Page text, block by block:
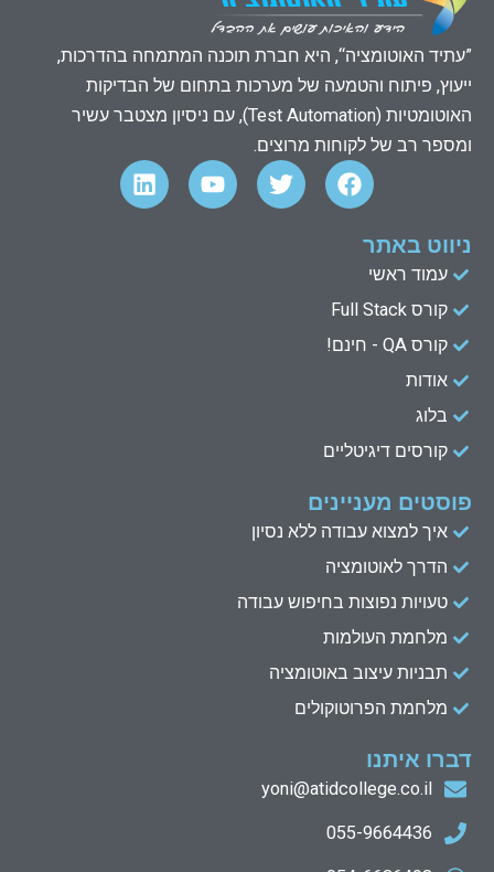
”עתיד האוטומציה“, היא חברת תוכנה המתמחה בהדרכות,
ייעוץ, פיתוח והטמעה של מערכות בתחום של הבדיקות
האוטומטיות (Test Automation), עם ניסיון מצטבר עשיר
ומספר רב של לקוחות מרוצים.
F
a
c
o
k
T
w
i
Y
o
u
L
i
n
ניווט באתר
עמוד ראשי
קורס Full Stack
קורס QA - חינם!
אודות
בלוג
קורסים דיגיטליים
פוסטים מעניינים
איך למצוא עבודה ללא נסיון
הדרך לאוטומציה
טעויות נפוצות בחיפוש עבודה
מלחמת העולמות
תבניות עיצוב באוטומציה
מלחמת הפרוטוקולים
דברו איתנו
yoni@atidcollege.co.il
055-9664436